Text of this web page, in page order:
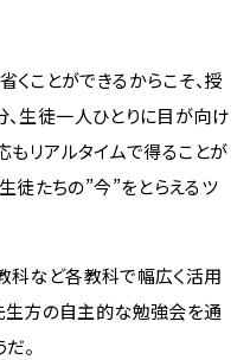
くことができるからこそ、授
生徒一人ひとりに目が向け
もリアルタイムで得ることが
生徒たちの”今”をとらえるツ
科など各教科で幅広く活用
先生方の自主的な勉強会を通
。